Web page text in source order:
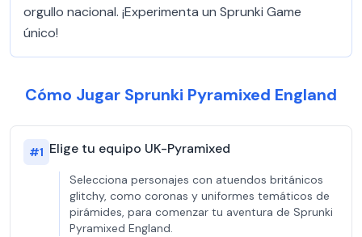
orgullo nacional. ¡Experimenta un Sprunki Game
único!
Cómo Jugar Sprunki Pyramixed England
#1 Elige tu equipo UK-Pyramixed
Selecciona personajes con atuendos británicos
glitchy, como coronas y uniformes temáticos de
pirámides, para comenzar tu aventura de Sprunki
Pyramixed England.